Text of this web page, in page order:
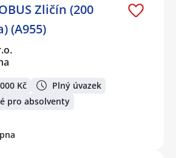
Zličín (200
(A955)
Kč
Plný úvazek
pro absolventy